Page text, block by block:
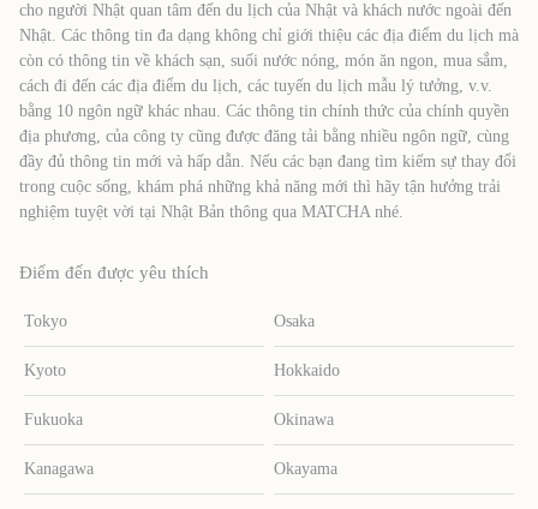
cho người Nhật quan tâm đến du lịch của Nhật và khách nước ngoài đến
Nhật. Các thông tin đa dạng không chỉ giới thiệu các địa điểm du lịch mà
còn có thông tin về khách sạn, suối nước nóng, món ăn ngon, mua sắm,
cách đi đến các địa điểm du lịch, các tuyến du lịch mẫu lý tưởng, v.v.
bằng 10 ngôn ngữ khác nhau. Các thông tin chính thức của chính quyền
địa phương, của công ty cũng được đăng tải bằng nhiều ngôn ngữ, cùng
đầy đủ thông tin mới và hấp dẫn. Nếu các bạn đang tìm kiếm sự thay đổi
trong cuộc sống, khám phá những khả năng mới thì hãy tận hưởng trải
nghiệm tuyệt vời tại Nhật Bản thông qua MATCHA nhé.
Điểm đến được yêu thích
Tokyo Osaka
Kyoto Hokkaido
Fukuoka Okinawa
Kanagawa Okayama